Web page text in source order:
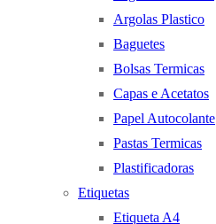
Argolas Plastico
Baguetes
Bolsas Termicas
Capas e Acetatos
Papel Autocolante
Pastas Termicas
Plastificadoras
Etiquetas
Etiqueta A4